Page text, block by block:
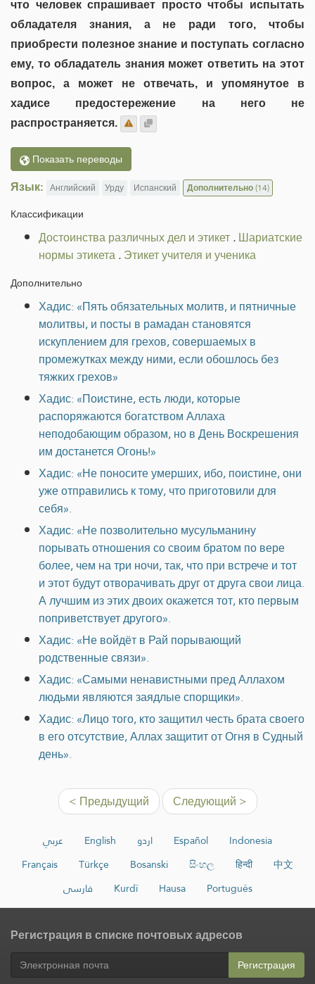
что человек спрашивает просто чтобы испытать
обладателя знания, а не ради того, чтобы
приобрести полезное знание и поступать согласно
ему, то обладатель знания может ответить на этот
вопрос, а может не отвечать, и упомянутое в
хадисе предостережение на него не
распространяется.
Показать переводы
Язык: Английский Урду Испанский Дополнительно(14)
Классификации
Достоинства различных дел и этикет.Шариатские
нормы этикета.Этикет учителя и ученика
Дополнительно
Хадис: «Пять обязательных молитв, и пятничные
молитвы, и посты в рамадан становятся
искуплением для грехов, совершаемых в
промежутках между ними, если обошлось без
тяжких грехов»
Хадис: «Поистине, есть люди, которые
распоряжаются богатством Аллаха
неподобающим образом, но в День Воскрешения
им достанется Огонь!»
Хадис: «Не поносите умерших, ибо, поистине, они
уже отправились к тому, что приготовили для
себя».
Хадис: «Не позволительно мусульманину
порывать отношения со своим братом по вере
более, чем на три ночи, так, что при встрече и тот
и этот будут отворачивать друг от друга свои лица.
А лучшим из этих двоих окажется тот, кто первым
поприветствует другого».
Хадис: «Не войдёт в Рай порывающий
родственные связи».
Хадис: «Самыми ненавистными пред Аллахом
людьми являются заядлые спорщики».
Хадис: «Лицо того, кто защитил честь брата своего
в его отсутствие, Аллах защитит от Огня в Судный
день».
< Предыдущий Следующий >
عربي English اردو Español
Indonesia
Français
Türkçe Bosanski සිංහල हिन्दी
中文
فارسی
Kurdî Hausa Português
Регистрация в списке почтовых адресов
Регистрация